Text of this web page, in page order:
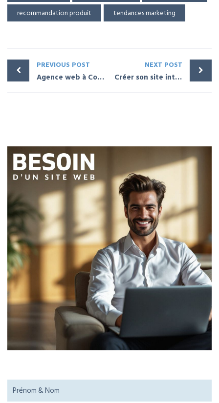
recommandation produit
tendances marketing
PREVIOUS POST
Agence web à Colmar en Alsace
NEXT POST
Créer son site internet dans le bâtiment à Colmar